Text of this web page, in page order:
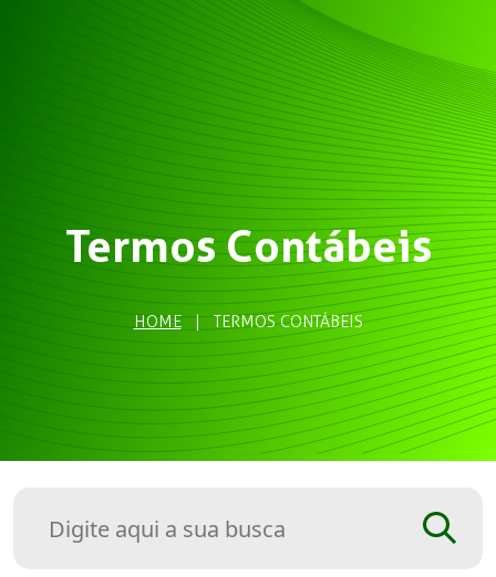
Termos Contábeis
HOME | TERMOS CONTÁBEIS